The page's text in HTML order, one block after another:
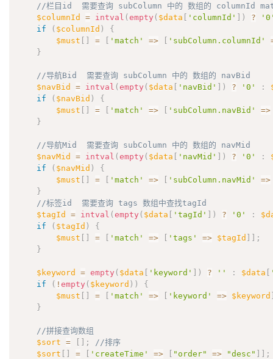
//栏目id  需要查询 subColumn 中的 数组的 columnId
$columnId
= intval (empty ( $data [ 'columnId' ] ) ?
if
( $columnId )
{
$must [ ] = [ 'match' => [ 'subColumn.columnId'
}
//导航Bid  需要查询 subColumn 中的 数组的 navBid
$navBid
= intval (empty ( $data [ 'navBid' ] ) ? '0' :
if
( $navBid )
{
$must [ ] = [ 'match' => [ 'subColumn.navBid' =>
}
//导航Mid  需要查询 subColumn 中的 数组的 navMid
$navMid
= intval (empty ( $data [ 'navMid' ] ) ? '0' :
if
( $navMid )
{
$must [ ] = [ 'match' => [ 'subColumn.navMid' =>
}
//标签id  需要查询 tags 数组中查找tagId
$tagId
= intval (empty ( $data [ 'tagId' ] ) ? '0' :
if
( $tagId )
{
$must [ ] = [ 'match' => [ 'tags' => $tagId ] ] ;
}
$keyword = empty ( $data [ 'keyword' ] ) ? '' : $data [
if
( ! empty ( $keyword ) )
{
$must [ ] = [ 'match' => [ 'keyword' => $keyword
}
//拼接查询数组
$sort = [ ] ;
//排序
$sort [ ] = [ 'createTime' => [ "order" => "desc" ] ] ;